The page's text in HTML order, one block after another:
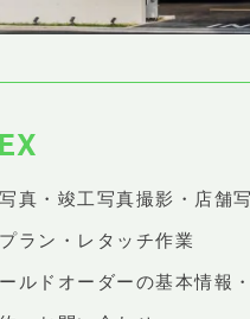
真・竣工写真撮影・店舗
ラン・レタッチ作業
ルドオーダーの基本情報